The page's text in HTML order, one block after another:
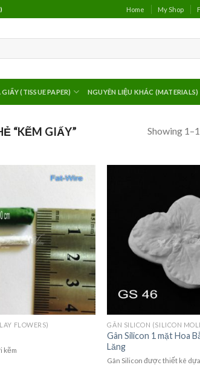
Home My Shop
(TISSUE PAPER) NGUYÊN LIỆU KHÁC (MATERIALS)
“KẼM GIẤY” Showing
FLOWERS)
kẽm
GÂN SILICON (SILICON
Gân Silicon 1 mặt Hoa
Lăng
Gân Silicon được thiết kê